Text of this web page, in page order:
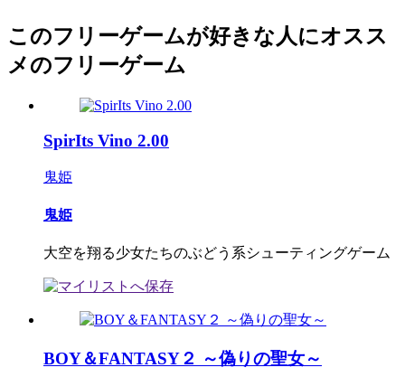
このフリーゲームが好きな人にオスス
メのフリーゲーム
SpirIts Vino 2.00
鬼姫
鬼姫
大空を翔る少女たちのぶどう系シューティングゲーム
BOY＆FANTASY２ ～偽りの聖女～